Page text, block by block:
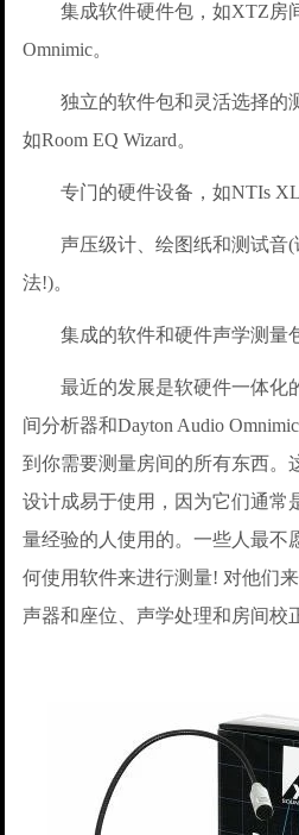
集成软件硬件包，如XTZ房间
Omnimic。
独立的软件包和灵活选择的测
如Room EQ Wizard。
专门的硬件设备，如NTIs
声压级计、绘图纸和测试音(
法!)。
集成的软件和硬件声学测量
最近的发展是软硬件一体化
间分析器和Dayton Audio
到你需要测量房间的所有东西。
设计成易于使用，因为它们通常
量经验的人使用的。一些人最不
何使用软件来进行测量! 对他们
声器和座位、声学处理和房间校